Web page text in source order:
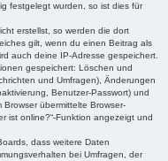
festgelegt wurden, so ist dies für
erstellst, so werden die dort
gilt, wenn du einen Beitrag als
auch deine IP-Adresse gespeichert.
gespeichert: Löschen und
und Umfragen), Änderungen
Benutzer-Passwort) und
übermittelte Browser-
ist online?“-Funktion angezeigt und
dass weitere Daten
bei Umfragen, der